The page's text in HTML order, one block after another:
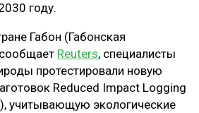
году.
Габон (Габонская
Reuters, специалисты
протестировали новую
Reduced Impact Logging
учитывающую экологические